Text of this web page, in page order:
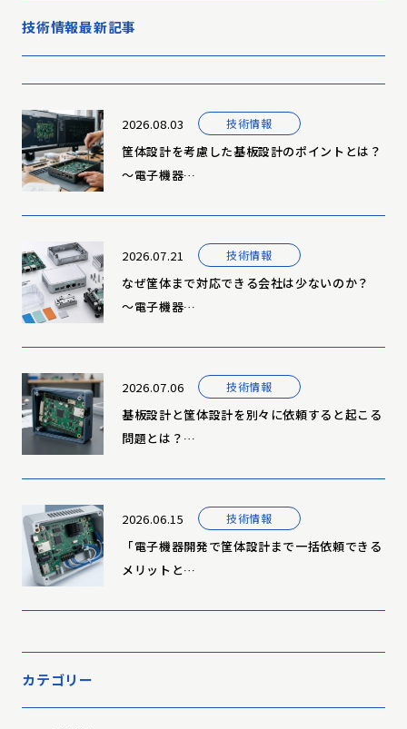
技術情報最新記事
2026.08.03 技術情報
筐体設計を考慮した基板設計のポイントとは？
～電子機器…
2026.07.21 技術情報
なぜ筐体まで対応できる会社は少ないのか？
～電子機器…
2026.07.06 技術情報
基板設計と筐体設計を別々に依頼すると起こる
問題とは？…
2026.06.15 技術情報
「電子機器開発で筐体設計まで一括依頼できる
メリットと…
カテゴリー